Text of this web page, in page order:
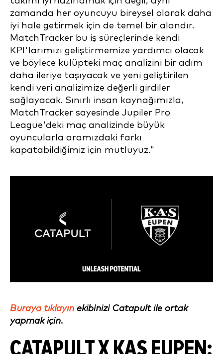
zamanda her oyuncuyu bireysel olarak daha
iyi hale getirmek için de temel bir alandır.
MatchTracker bu iş süreçlerinde kendi
KPI'larımızı geliştirmemize yardımcı olacak
ve böylece kulüpteki maç analizini bir adım
daha ileriye taşıyacak ve yeni geliştirilen
kendi veri analizimize değerli girdiler
sağlayacak. Sınırlı insan kaynağımızla,
MatchTracker sayesinde Jupiler Pro
League'deki maç analizinde büyük
oyuncularla aramızdaki farkı
kapatabildiğimiz için mutluyuz."
Buraya tıklayın ekibinizi Catapult ile ortak
yapmak için.
CATAPULT X KAS EUPEN: